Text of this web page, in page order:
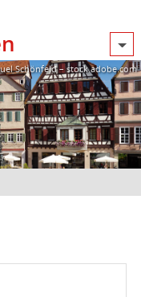
Schönfeld – stock.adobe.com